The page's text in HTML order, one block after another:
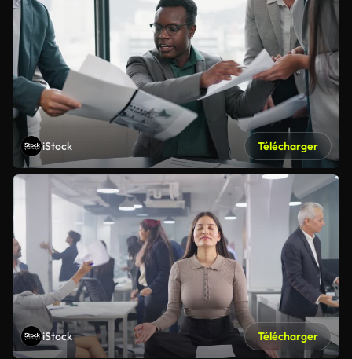
iStock Télécharger
iStock Télécharger